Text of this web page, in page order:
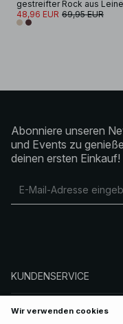
48,96 EUR 69,95 EUR
Abonniere unseren
und Events zu
deinen ersten Einkauf!
KUNDENSERVICE
ÜBER NA-KD